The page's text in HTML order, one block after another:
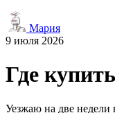
Мария
9 июля 2026
Где
Уезжаю на две